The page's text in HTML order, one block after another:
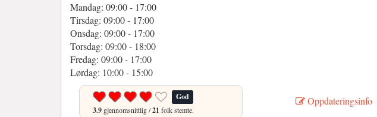
Mandag: 09:00 - 17:00
Tirsdag: 09:00 - 17:00
Onsdag: 09:00 - 17:00
Torsdag: 09:00 - 18:00
Fredag: 09:00 - 17:00
Lørdag: 10:00 - 15:00
God
3.9 gjennomsnittlig /21 folk stemte.
Oppdateringsinfo